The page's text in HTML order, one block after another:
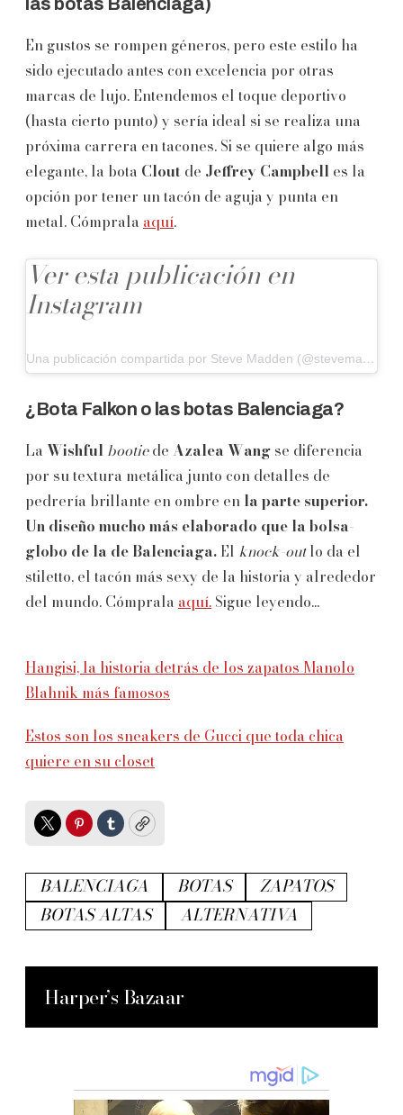
En gustos se rompen géneros, pero este estilo ha
sido ejecutado antes con excelencia por otras
marcas de lujo. Entendemos el toque deportivo
(hasta cierto punto) y sería ideal si se realiza una
próxima carrera en tacones. Si se quiere algo más
elegante, la bota Clout de Jeffrey Campbell es la
opción por tener un tacón de aguja y punta en
metal. Cómprala aquí.
Ver esta publicación en
Instagram
Una publicación compartida por Steve Madden (@stevemadden)
¿Bota Falkon o las botas Balenciaga?
La Wishful bootiede Azalea Wang se diferencia
por su textura metálica junto con detalles de
pedrería brillante en ombre en la parte superior.
Un diseño mucho más elaborado que la bolsa-
globo de la de Balenciaga. El knock-outlo da el
stiletto, el tacón más sexy de la historia y alrededor
del mundo. Cómprala aquí. Sigue leyendo...
Hangisi, la historia detrás de los zapatos Manolo
Blahnik más famosos
Estos son los sneakers de Gucci que toda chica
quiere en su closet
TwitterPinterest
TumblrCopy
BALENCIAGA BOTAS
ZAPATOS
BOTAS ALTAS
ALTERNATIVA
Harper’s Bazaar